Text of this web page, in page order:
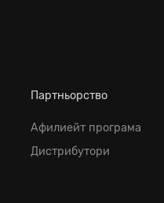
Партньорство
Афилиейт програма
Дистрибутори